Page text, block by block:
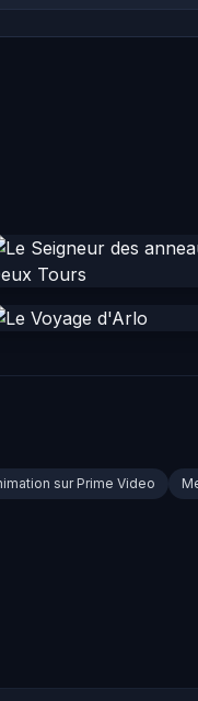
sur Prime Video